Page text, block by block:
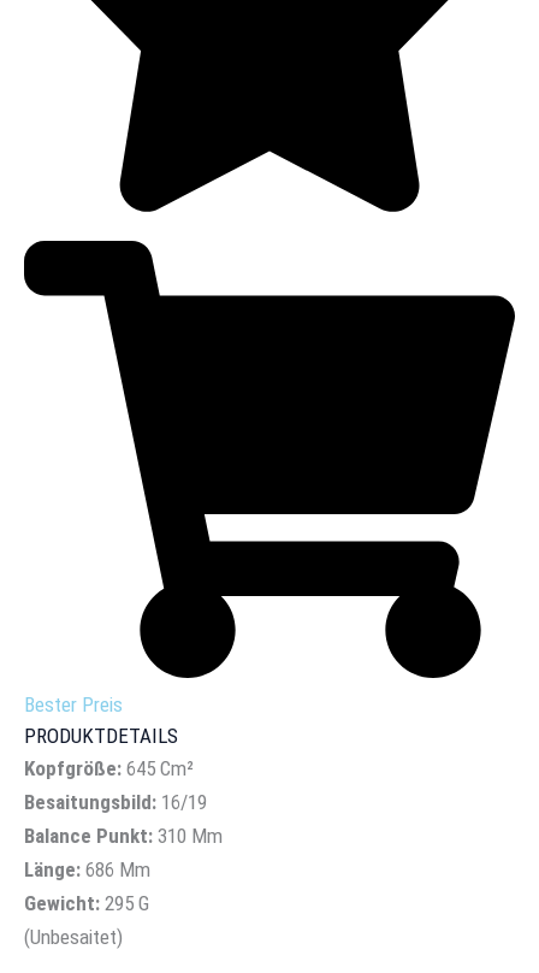
Bester Preis
PRODUKTDETAILS
Kopfgröße: 645 Cm²
Besaitungsbild: 16/19
Balance Punkt: 310 Mm
Länge: 686 Mm
Gewicht: 295 G
(Unbesaitet)